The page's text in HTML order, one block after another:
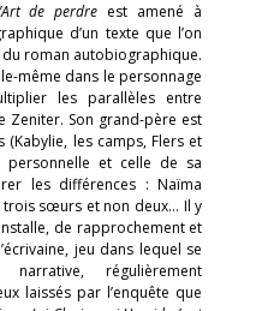
de perdre est amené à
d’un texte que l’on
roman autobiographique.
même dans le personnage
les parallèles entre
Zeniter. Son grand-père est
les camps, Flers et
personnelle et celle de sa
les différences : Naïma
trois sœurs et non deux… Il y
de rapprochement et
jeu dans lequel se
narrative, régulièrement
laissés par l’enquête que